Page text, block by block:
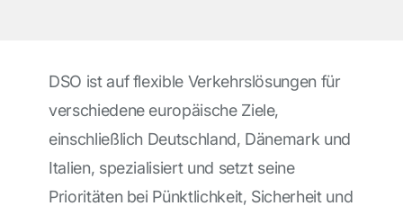
DSO ist auf flexible Verkehrslösungen für
verschiedene europäische Ziele,
einschließlich Deutschland, Dänemark und
Italien, spezialisiert und setzt seine
Prioritäten bei Pünktlichkeit, Sicherheit und